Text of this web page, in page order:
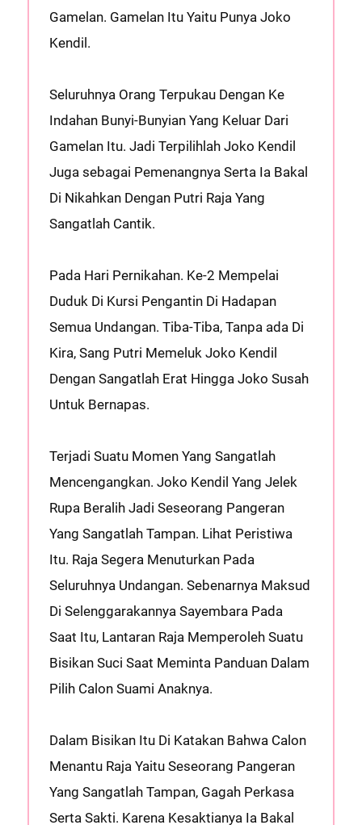
Gamelan. Gamelan Itu Yaitu Punya Joko
Kendil.
Seluruhnya Orang Terpukau Dengan Ke
Indahan Bunyi-Bunyian Yang Keluar Dari
Gamelan Itu. Jadi Terpilihlah Joko Kendil
Juga sebagai Pemenangnya Serta Ia Bakal
Di Nikahkan Dengan Putri Raja Yang
Sangatlah Cantik.
Pada Hari Pernikahan. Ke-2 Mempelai
Duduk Di Kursi Pengantin Di Hadapan
Semua Undangan. Tiba-Tiba, Tanpa ada Di
Kira, Sang Putri Memeluk Joko Kendil
Dengan Sangatlah Erat Hingga Joko Susah
Untuk Bernapas.
Terjadi Suatu Momen Yang Sangatlah
Mencengangkan. Joko Kendil Yang Jelek
Rupa Beralih Jadi Seseorang Pangeran
Yang Sangatlah Tampan. Lihat Peristiwa
Itu. Raja Segera Menuturkan Pada
Seluruhnya Undangan. Sebenarnya Maksud
Di Selenggarakannya Sayembara Pada
Saat Itu, Lantaran Raja Memperoleh Suatu
Bisikan Suci Saat Meminta Panduan Dalam
Pilih Calon Suami Anaknya.
Dalam Bisikan Itu Di Katakan Bahwa Calon
Menantu Raja Yaitu Seseorang Pangeran
Yang Sangatlah Tampan, Gagah Perkasa
Serta Sakti. Karena Kesaktianya Ia Bakal